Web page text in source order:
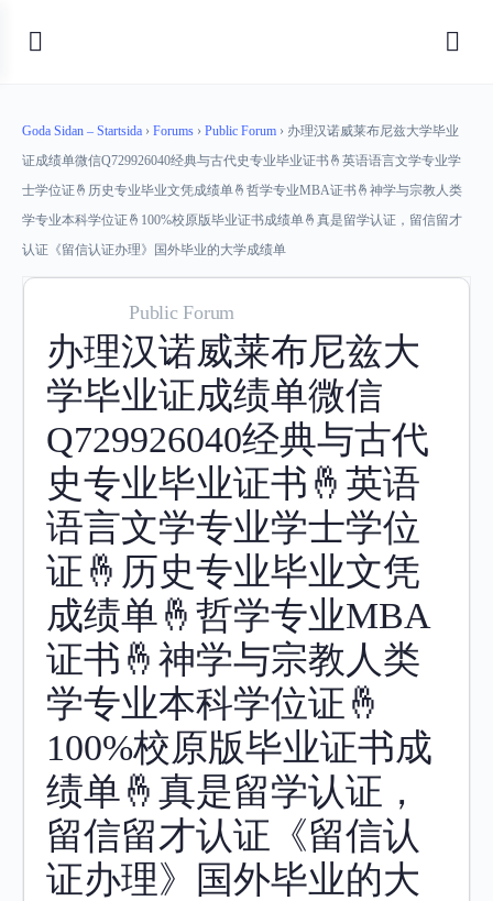
Goda Sidan – Startsida › Forums › Public Forum › 办理汉诺威莱布尼兹大学毕业
证成绩单微信Q729926040经典与古代史专业毕业证书🤞英语语言文学专业学
士学位证🤞历史专业毕业文凭成绩单🤞哲学专业MBA证书🤞神学与宗教人类
学专业本科学位证🤞100%校原版毕业证书成绩单🤞真是留学认证，留信留才
认证《留信认证办理》国外毕业的大学成绩单
Public Forum
办理汉诺威莱布尼兹大
学毕业证成绩单微信
Q729926040经典与古代
史专业毕业证书🤞英语
语言文学专业学士学位
证🤞历史专业毕业文凭
成绩单🤞哲学专业MBA
证书🤞神学与宗教人类
学专业本科学位证🤞
100%校原版毕业证书成
绩单🤞真是留学认证，
留信留才认证《留信认
证办理》国外毕业的大